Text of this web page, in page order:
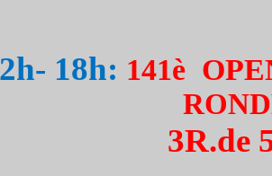
18h: 141è
3R.de